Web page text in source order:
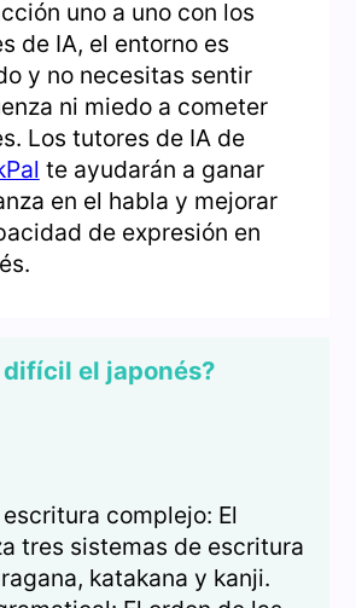
uno a uno con los
de IA, el entorno es
y no necesitas sentir
ni miedo a cometer
Los tutores de IA de
te ayudarán a ganar
en el habla y mejorar
de expresión en
difícil el japonés?
complejo: El
tres sistemas de escritura
katakana y kanji.